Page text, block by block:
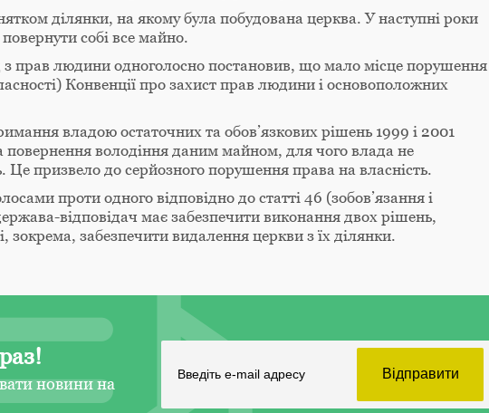
ділянки, на якому була побудована церква. У наступні роки
собі все майно.
з прав людини одноголосно постановив, що мало місце порушення
Конвенції про захист прав людини і основоположних
владою остаточних та обов’язкових рішень 1999 і 2001
володіння даним майном, для чого влада не
призвело до серйозного порушення права на власність.
проти одного відповідно до статті 46 (зобов’язання і
відповідач має забезпечити виконання двох рішень,
зокрема, забезпечити видалення церкви з їх ділянки.
новини на